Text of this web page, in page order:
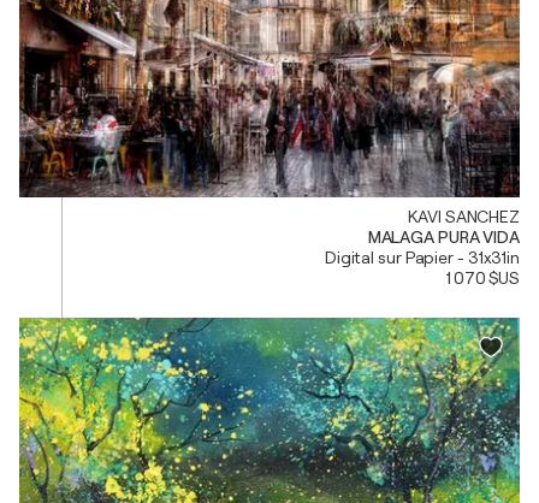
KAVI SANCHEZ
MALAGA PURA VIDA
Digital sur Papier - 31x31in
1 070 $US